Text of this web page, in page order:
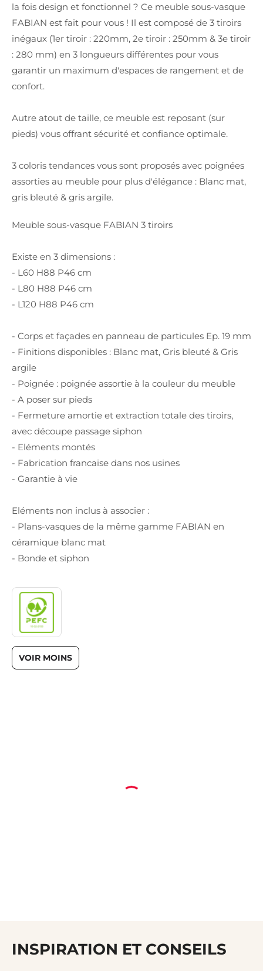
la fois design et fonctionnel ? Ce meuble sous-vasque
FABIAN est fait pour vous ! Il est composé de 3 tiroirs
inégaux (1er tiroir : 220mm, 2e tiroir : 250mm & 3e tiroir
: 280 mm) en 3 longueurs différentes pour vous
garantir un maximum d'espaces de rangement et de
confort.
Autre atout de taille, ce meuble est reposant (sur
pieds) vous offrant sécurité et confiance optimale.
3 coloris tendances vous sont proposés avec poignées
assorties au meuble pour plus d'élégance : Blanc mat,
gris bleuté & gris argile.
Meuble sous-vasque FABIAN 3 tiroirs
Existe en 3 dimensions :
- L60 H88 P46 cm
- L80 H88 P46 cm
- L120 H88 P46 cm
- Corps et façades en panneau de particules Ep. 19 mm
- Finitions disponibles : Blanc mat, Gris bleuté & Gris
argile
- Poignée : poignée assortie à la couleur du meuble
- A poser sur pieds
- Fermeture amortie et extraction totale des tiroirs,
avec découpe passage siphon
- Eléments montés
- Fabrication francaise dans nos usines
- Garantie à vie
Eléments non inclus à associer :
- Plans-vasques de la même gamme FABIAN en
céramique blanc mat
- Bonde et siphon
VOIR MOINS
INSPIRATION ET CONSEILS